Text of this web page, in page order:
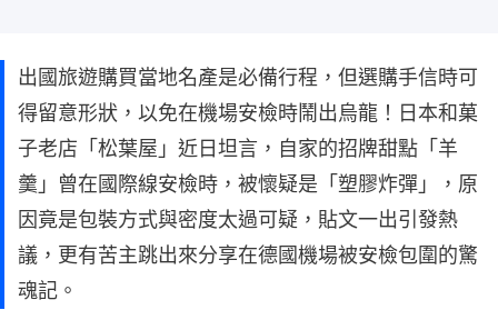
出國旅遊購買當地名產是必備行程，但選購手信時可
得留意形狀，以免在機場安檢時鬧出烏龍！日本和菓
子老店「松葉屋」近日坦言，自家的招牌甜點「羊
羹」曾在國際線安檢時，被懷疑是「塑膠炸彈」，原
因竟是包裝方式與密度太過可疑，貼文一出引發熱
議，更有苦主跳出來分享在德國機場被安檢包圍的驚
魂記。